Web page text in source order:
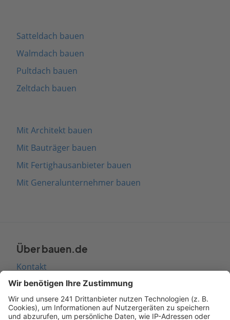
Satteldach bauen
Walmdach bauen
Pultdach bauen
Zeltdach bauen
Mit Architekt bauen
Mit Bauträger bauen
Mit Fertighausanbieter bauen
Mit Generalunternehmer bauen
Über bauen.de
Kontakt
Seitenaufbau
Barrierefreiheit